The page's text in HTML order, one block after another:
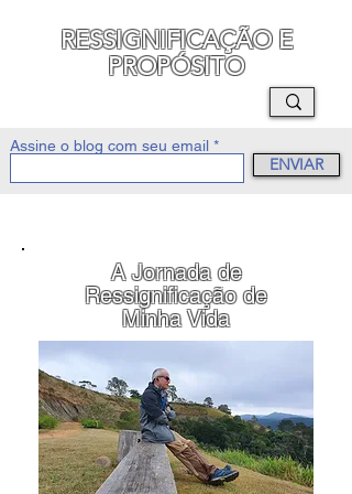
RESSIGNIFICAÇÃO E
PROPÓSITO
Assine o blog com seu email
ENVIAR
A Jornada de
Ressignificação de
Minha Vida